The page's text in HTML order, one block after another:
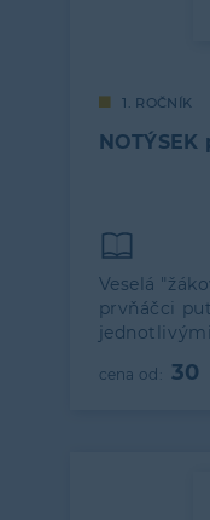
1. ROČNÍK
Veselá
prvňáčci
30